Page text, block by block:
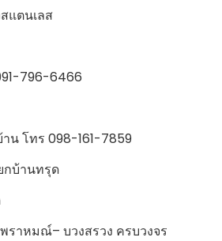
แตนเลส
796-6466
น โทร 098-161-7859
กบ้านทรุด
ราหมณ์– บวงสรวง ครบวงจร